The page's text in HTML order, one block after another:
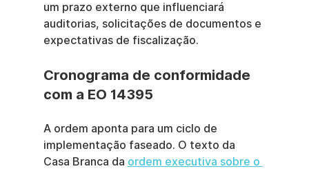
um prazo externo que influenciará
auditorias, solicitações de documentos e
expectativas de fiscalização.
Cronograma de conformidade
com a EO 14395
A ordem aponta para um ciclo de
implementação faseado. O texto da
Casa Branca da ordem executiva sobre o